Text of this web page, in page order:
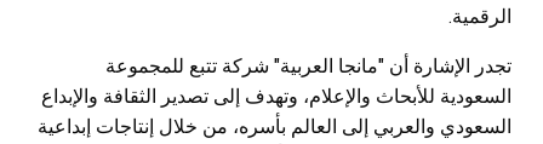
الرقمية.
تجدر الإشارة أن "مانجا العربية" شركة تتبع للمجموعة
السعودية للأبحاث والإعلام، وتهدف إلى تصدير الثقافة والإبداع
السعودي والعربي إلى العالم بأسره، من خلال إنتاجات إبداعية